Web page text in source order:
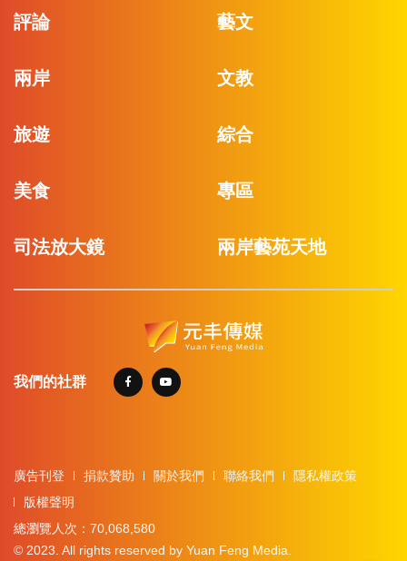
評論 藝文
兩岸 文教
旅遊 綜合
美食 專區
司法放大鏡 兩岸藝苑天地
我們的社群
廣告刊登 捐款贊助 關於我們 聯絡我們
隱私權政策
版權聲明
總瀏覽人次：70,068,580
© 2023. All rights reserved by Yuan Feng Media.